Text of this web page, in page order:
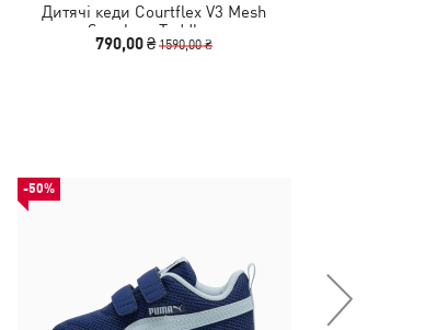
Дитячі кеди Courtflex V3 Mesh
Sneakers Toddlers
790,00 ₴1590,00 ₴
-50%